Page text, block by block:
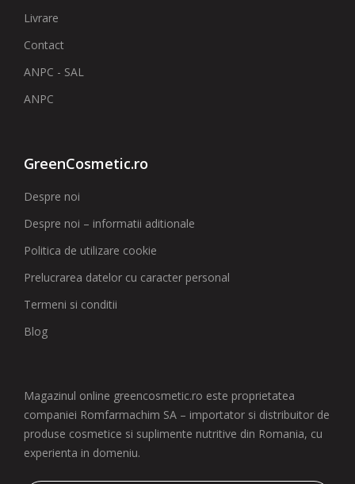
Livrare
Contact
ANPC - SAL
ANPC
GreenCosmetic.ro
Despre noi
Despre noi – informatii aditionale
Politica de utilizare cookie
Prelucrarea datelor cu caracter personal
Termeni si conditii
Blog
Magazinul online greencosmetic.ro este proprietatea
companiei Romfarmachim SA – importator si distribuitor de
produse cosmetice si suplimente nutritive din Romania, cu
experienta in domeniu.